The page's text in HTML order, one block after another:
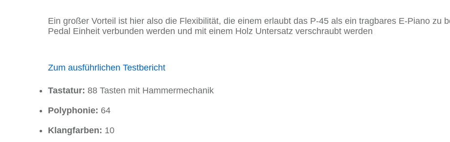
Ein großer Vorteil ist hier also die Flexibilität, die einem erlaubt das P-45 als ein tragbares E-Piano zu
Pedal Einheit verbunden werden und mit einem Holz Untersatz verschraubt werden
Zum ausführlichen Testbericht
Tastatur: 88 Tasten mit Hammermechanik
Polyphonie: 64
Klangfarben: 10